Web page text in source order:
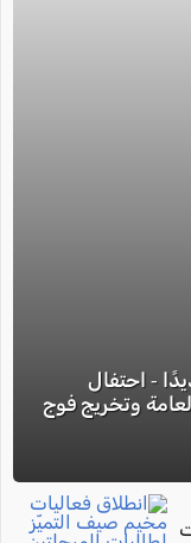
- احتفال
وتخريج فوج